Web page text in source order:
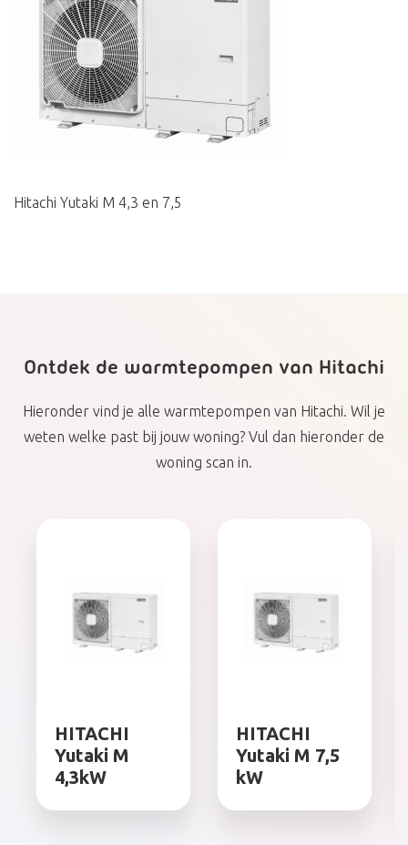
Hitachi Yutaki M 4,3 en 7,5
Ontdek de warmtepompen van Hitachi
Hieronder vind je alle warmtepompen van Hitachi. Wil je
weten welke past bij jouw woning? Vul dan hieronder de
woning scan in.
HITACHI
Yutaki M
4,3kW
HITACHI
Yutaki M 7,5
kW